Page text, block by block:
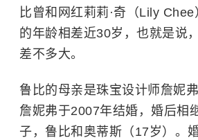
比曾和网红莉莉·奇（Lily
的年龄相差近30岁，也就是说
差不多大。
鲁比的母亲是珠宝设计师詹妮
詹妮弗于2007年结婚，婚后相
子，鲁比和奥蒂斯（17岁）。